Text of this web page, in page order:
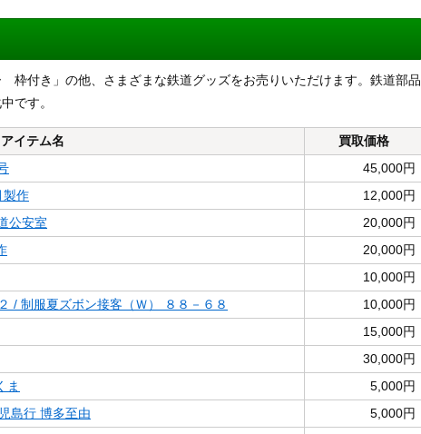
付き」の他、さまざまな鉄道グッズをお売りいただけます。鉄道部品
です。
アイテム名
買取価格
45,000円
製作
12,000円
公安室
20,000円
20,000円
10,000円
/ 制服夏ズボン接客（Ｗ） ８８－６８
10,000円
15,000円
30,000円
ま
5,000円
島行 博多至由
5,000円